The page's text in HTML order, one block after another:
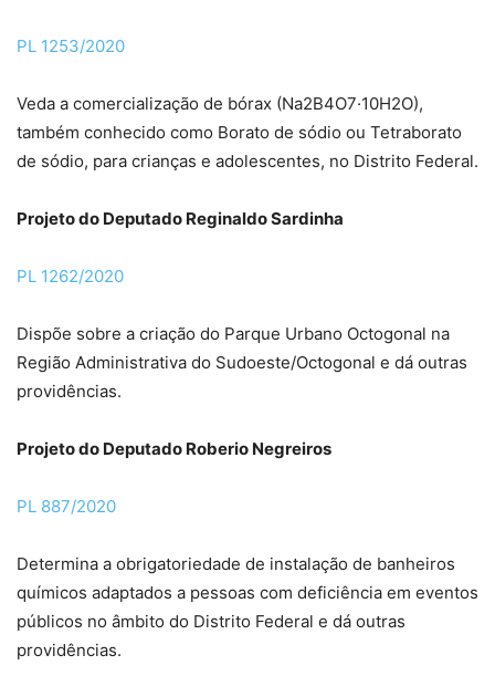
PL 1253/2020
Veda a comercialização de bórax (Na2B4O7·10H2O),
também conhecido como Borato de sódio ou Tetraborato
de sódio, para crianças e adolescentes, no Distrito Federal.
Projeto do Deputado Reginaldo Sardinha
PL 1262/2020
Dispõe sobre a criação do Parque Urbano Octogonal na
Região Administrativa do Sudoeste/Octogonal e dá outras
providências.
Projeto do Deputado Roberio Negreiros
PL 887/2020
Determina a obrigatoriedade de instalação de banheiros
químicos adaptados a pessoas com deficiência em eventos
públicos no âmbito do Distrito Federal e dá outras
providências.